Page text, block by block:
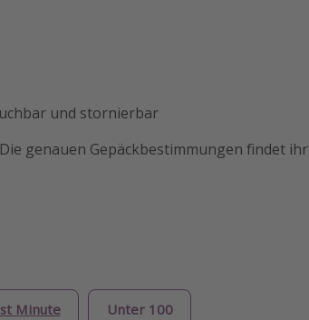
und stornierbar
genauen Gepäckbestimmungen findet ihr
Minute Unter 100